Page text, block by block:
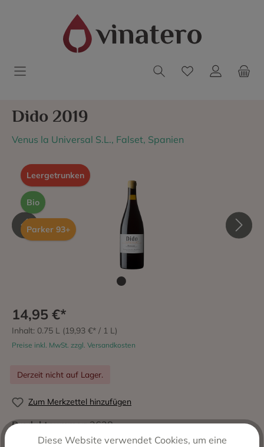
Dido 2019
Venus la Universal S.L., Falset, Spanien
Leergetrunken
Bio
Parker 93+
14,95 €*
Inhalt: 0.75 L (19,93 €* / 1 L)
Preise inkl. MwSt. zzgl. Versandkosten
Derzeit nicht auf Lager.
Zum Merkzettel hinzufügen
Produktnummer:2628
Hersteller:Venus la Universal S.L., Falset, Spanien
Diese Website verwendet Cookies, um eine